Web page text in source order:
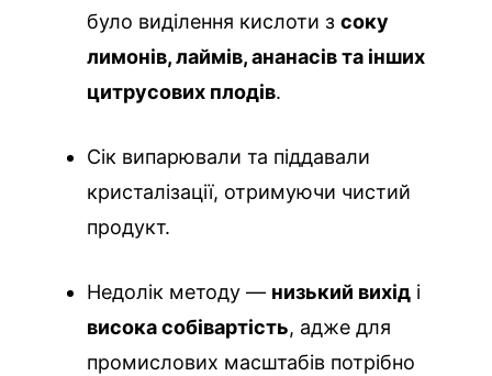
було виділення кислоти з соку
лимонів, лаймів, ананасів та інших
цитрусових плодів.
Сік випарювали та піддавали
кристалізації, отримуючи чистий
продукт.
Недолік методу — низький вихід і
висока собівартість, адже для
промислових масштабів потрібно